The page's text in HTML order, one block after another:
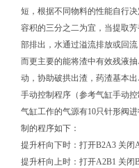
短，根据不同物料的性能自行
容积的三分之二为宜，当提取
部排出，水通过溢流排放或回
而更主要的能将渣中有效残液
动，协助破拱出渣，药渣基本
手动控制程序（参考气缸手动
气缸工作的气源有10只针形阀
制的程序如下：
提升杆向下时：打开B2A3 关闭
提升杆向上时：打开A2B1 关闭